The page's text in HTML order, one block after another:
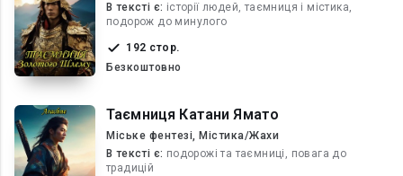
В текcті є: історії людей, таємниця і містика,
подорож до минулого
192 стор.
Безкоштовно
Таємниця Катани Ямато
Міське фентезі, Містика/Жахи
В текcті є: подорожі та таємниці, повага до
традицій